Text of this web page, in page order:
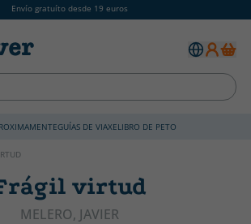
Envío gratuíto desde 19 euros
GUÍAS DE VIAXELIBRO DE PETO
virtud
MELERO, JAVIER